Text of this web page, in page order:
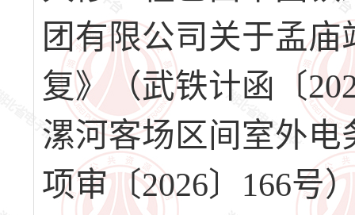
团有限公司关于孟
复》（武铁计函〔
漯河客场区间室外
项审〔2026〕166号